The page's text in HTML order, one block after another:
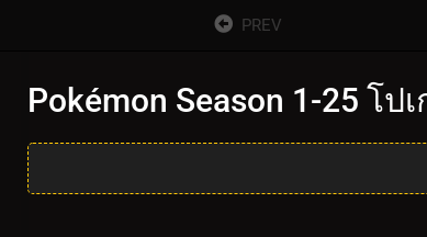
PREV
Pokémon Season 1-25 โ